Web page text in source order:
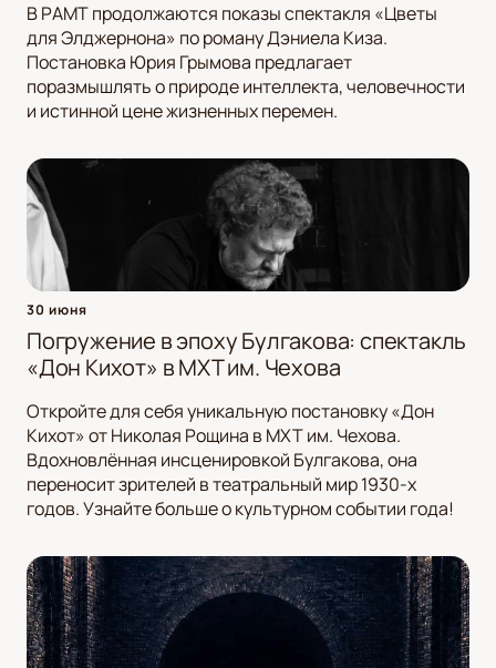
В РАМТ продолжаются показы спектакля «Цветы
для Элджернона» по роману Дэниела Киза.
Постановка Юрия Грымова предлагает
поразмышлять о природе интеллекта, человечности
и истинной цене жизненных перемен.
30 июня
Погружение в эпоху Булгакова: спектакль
«Дон Кихот» в МХТ им. Чехова
Откройте для себя уникальную постановку «Дон
Кихот» от Николая Рощина в МХТ им. Чехова.
Вдохновлённая инсценировкой Булгакова, она
переносит зрителей в театральный мир 1930-х
годов. Узнайте больше о культурном событии года!